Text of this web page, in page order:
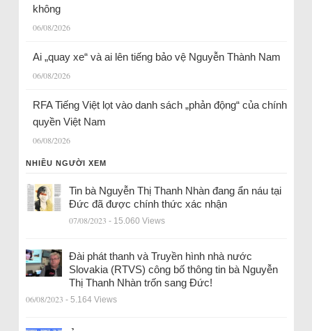
không
06/08/2026
Ai „quay xe“ và ai lên tiếng bảo vệ Nguyễn Thành Nam
06/08/2026
RFA Tiếng Việt lọt vào danh sách „phản động“ của chính
quyền Việt Nam
06/08/2026
NHIỀU NGƯỜI XEM
Tin bà Nguyễn Thị Thanh Nhàn đang ẩn náu tại
Đức đã được chính thức xác nhận
07/08/2023 - 15.060 Views
Đài phát thanh và Truyền hình nhà nước
Slovakia (RTVS) công bố thông tin bà Nguyễn
Thị Thanh Nhàn trốn sang Đức!
06/08/2023 - 5.164 Views